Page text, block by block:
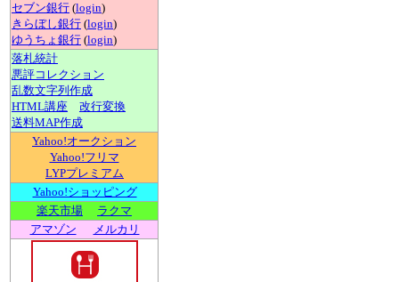
セブン銀行 (login)
きらぼし銀行 (login)
ゆうちょ銀行 (login)
落札統計
悪評コレクション
乱数文字列作成
HTML講座
改行変換
送料MAP作成
Yahoo!オークション
Yahoo!フリマ
LYPプレミアム
Yahoo!ショッピング
楽天市場
ラクマ
アマゾン
メルカリ